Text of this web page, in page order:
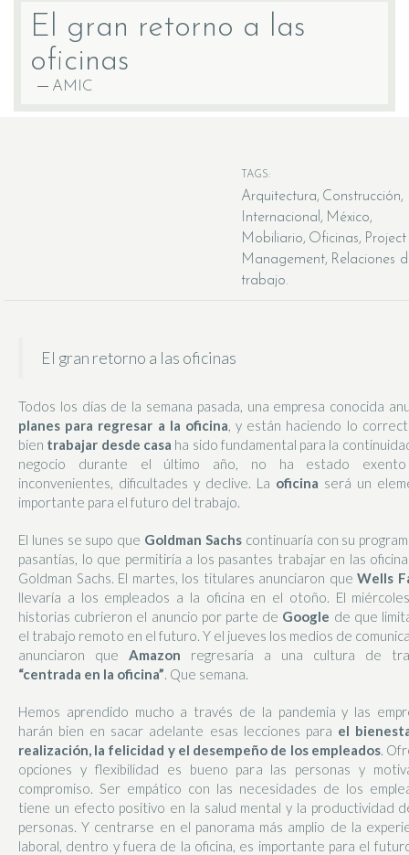
El gran retorno a las
oficinas
AMIC
TAGS:
Arquitectura Construcción
Internacional
México
Mobiliario Oficinas
Project
Management Relaciones
trabajo
El gran retorno a las oficinas
Todos los días de la semana pasada, una empresa conocida
planes para regresar a la oficina, y están haciendo lo
bien trabajar desde casa ha sido fundamental para la
negocio durante el último año, no ha estado
inconvenientes, dificultades y declive. La oficina será un
importante para el futuro del trabajo.
El lunes se supo que Goldman Sachscontinuaría con su
pasantías, lo que permitiría a los pasantes trabajar en las
Goldman Sachs. El martes, los titulares anunciaron queWells
llevaría a los empleados a la oficina en el otoño. El
historias cubrieron el anuncio por parte de Google de que
el trabajo remoto en el futuro. Y el jueves los medios de
anunciaron que Amazon regresaría a una cultura de
“centrada en la oficina”. Que semana.
Hemos aprendido mucho a través de la pandemia y las
harán bien en sacar adelante esas lecciones para el
realización, la felicidad y el desempeño de los empleados.
opciones y flexibilidad es bueno para las personas y
compromiso. Ser empático con las necesidades de los
tiene un efecto positivo en la salud mental y la productividad
personas. Y centrarse en el panorama más amplio de la
laboral, dentro y fuera de la oficina, es importante para el